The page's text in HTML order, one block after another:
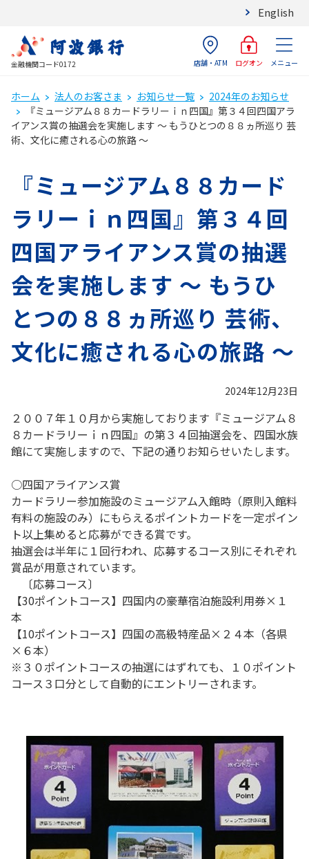
English
金融機関コード0172 店舗・ATM ログオン メニュー
ホーム 法人のお客さま お知らせ一覧
2024年のお知らせ
『ミュージアム８８カードラリーｉｎ四国』第３４回四国アラ
イアンス賞の抽選会を実施します ～ もうひとつの８８ヵ所巡り 芸
術、文化に癒される心の旅路 ～
『ミュージアム８８カード
ラリーｉｎ四国』第３４回
四国アライアンス賞の抽選
会を実施します ～ もうひ
とつの８８ヵ所巡り 芸術、
文化に癒される心の旅路 ～
2024年12月23日
２００７年１０月から実施しております『ミュージアム８
８カードラリーｉｎ四国』の第３４回抽選会を、四国水族
館にて実施しますので、下記の通りお知らせいたします。
○四国アライアンス賞
カードラリー参加施設のミュージアム入館時（原則入館料
有料の施設のみ）にもらえるポイントカードを一定ポイン
ト以上集めると応募ができる賞です。
抽選会は半年に１回行われ、応募するコース別にそれぞれ
賞品が用意されています。
〔応募コース〕
【30ポイントコース】四国内の豪華宿泊施設利用券×１
本
【10ポイントコース】四国の高級特産品×２４本（各県
×６本）
※３０ポイントコースの抽選にはずれても、１０ポイント
コース３口分として自動的にエントリーされます。